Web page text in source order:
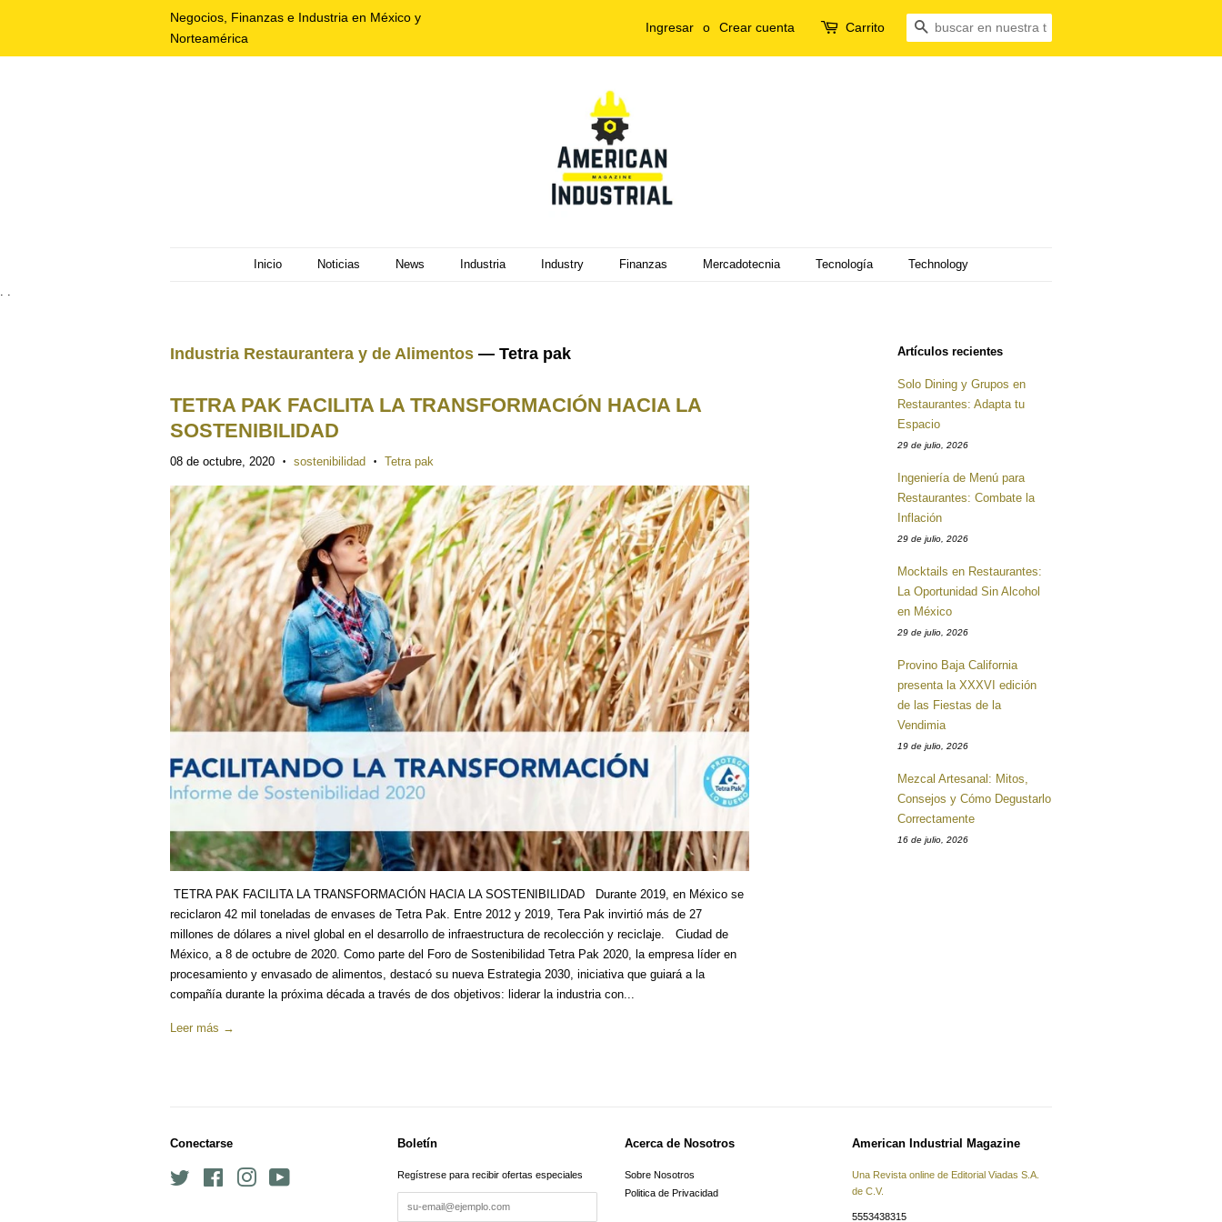
Negocios, Finanzas e Industria en México y
Norteamérica
Ingresar o Crear cuenta Carrito Buscar
Inicio Noticias News Industria Industry Finanzas Mercadotecnia Tecnología
Technology
. .
Industria Restaurantera y de Alimentos — Tetra pak
TETRA PAK FACILITA LA TRANSFORMACIÓN HACIA LA
SOSTENIBILIDAD
08 de octubre, 2020 • sostenibilidad • Tetra pak
TETRA PAK FACILITA LA TRANSFORMACIÓN HACIA LA SOSTENIBILIDAD Durante 2019, en México se
reciclaron 42 mil toneladas de envases de Tetra Pak. Entre 2012 y 2019, Tera Pak invirtió más de 27
millones de dólares a nivel global en el desarrollo de infraestructura de recolección y reciclaje. Ciudad de
México, a 8 de octubre de 2020. Como parte del Foro de Sostenibilidad Tetra Pak 2020, la empresa líder en
procesamiento y envasado de alimentos, destacó su nueva Estrategia 2030, iniciativa que guiará a la
compañía durante la próxima década a través de dos objetivos: liderar la industria con...
Leer más →
Artículos recientes
Solo Dining y Grupos en
Restaurantes: Adapta tu
Espacio
29 de julio, 2026
Ingeniería de Menú para
Restaurantes: Combate la
Inflación
29 de julio, 2026
Mocktails en Restaurantes:
La Oportunidad Sin Alcohol
en México
29 de julio, 2026
Provino Baja California
presenta la XXXVI edición
de las Fiestas de la
Vendimia
19 de julio, 2026
Mezcal Artesanal: Mitos,
Consejos y Cómo Degustarlo
Correctamente
16 de julio, 2026
Conectarse
Twitter FacebookInstagram
Boletín
Regístrese para recibir ofertas especiales
Acerca de Nosotros
Sobre Nosotros
Politica de Privacidad
American Industrial Magazine
Una Revista online de Editorial Viadas S.A.
de C.V.
5553438315